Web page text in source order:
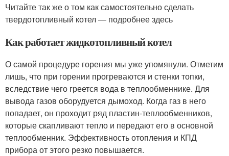
Читайте так же о том как самостоятельно сделать
твердотопливный котел — подробнее здесь
Как работает жидкотопливный котел
О самой процедуре горения мы уже упомянули. Отметим
лишь, что при горении прогреваются и стенки топки,
вследствие чего греется вода в теплообменнике. Для
вывода газов оборудуется дымоход. Когда газ в него
попадает, он проходит ряд пластин-теплообменников,
которые скапливают тепло и передают его в основной
теплообменник. Эффективность отопления и КПД
прибора от этого резко повышается.